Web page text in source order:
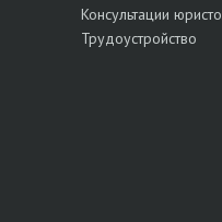
Консультации
Трудоустройство